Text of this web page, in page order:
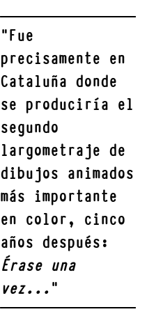
"Fue
precisamente en
Cataluña donde
se produciría el
segundo
largometraje de
dibujos animados
más importante
en color, cinco
años después:
Érase una
vez..."